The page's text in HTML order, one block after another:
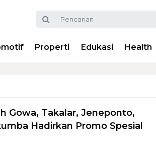
Properti Edukasi Health
Gowa, Takalar, Jeneponto,
Hadirkan Promo Spesial